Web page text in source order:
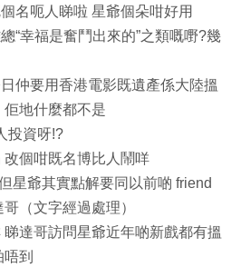
名呃人睇啦 星爺個朵咁好用
“幸福是奮鬥出來的”之類嘅嘢?幾
仲要用香港電影既遺產係大陸搵
地什麼都不是
投資呀!?
個咁既名博比人鬧咩
星爺其實點解要同以前啲 friend
（文字經過處理）
達哥訪問星爺近年啲新戲都有搵
到